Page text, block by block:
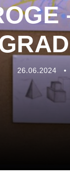
26.06.2024 •